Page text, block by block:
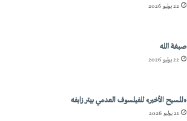
22 يوليو 2026
صبغة الله
22 يوليو 2026
«المسيح الأخير» للفيلسوف العدمي بيتر زابفه
21 يوليو 2026